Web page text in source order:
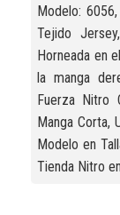
Modelo:
Tejido
Horneada en
la manga
Fuerza Nitro
Manga Corta,
Modelo en
Tienda Nitro